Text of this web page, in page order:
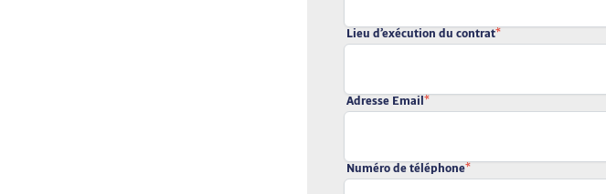
Lieu d’exécution du contrat*
Adresse Email *
Numéro de téléphone*